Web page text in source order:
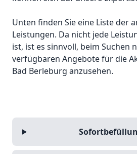
Unten finden Sie eine Liste der
Leistungen. Da nicht jede
ist, ist es sinnvoll, beim Suchen
verfügbaren Angebote für die
Bad Berleburg anzusehen.